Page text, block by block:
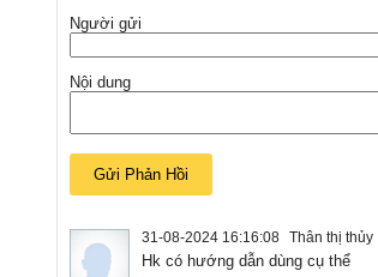
Người gửi
Nội dung
31-08-2024 16:16:08 Thân thị thủy
Hk có hướng dẫn dùng cụ thể